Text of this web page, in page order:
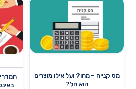
מס קנייה – מהו? ועל אילו מוצרים
הוא חל?